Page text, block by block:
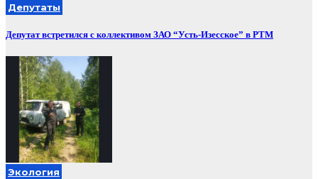
Депутаты
Депутат встретился с коллективом ЗАО “Усть-Изесское” в РТМ
Экология